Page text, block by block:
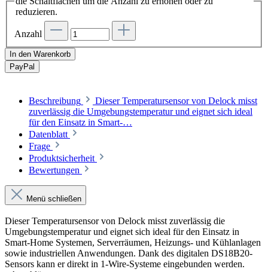
reduzieren.
Anzahl
In den Warenkorb
PayPal
Beschreibung
Dieser Temperatursensor von Delock misst
zuverlässig die Umgebungstemperatur und eignet sich ideal
für den Einsatz in Smart-…
Datenblatt
Frage
Produktsicherheit
Bewertungen
Menü schließen
Dieser Temperatursensor von Delock misst zuverlässig die
Umgebungstemperatur und eignet sich ideal für den Einsatz in
Smart-Home Systemen, Serverräumen, Heizungs- und Kühlanlagen
sowie industriellen Anwendungen. Dank des digitalen DS18B20-
Sensors kann er direkt in 1-Wire-Systeme eingebunden werden.